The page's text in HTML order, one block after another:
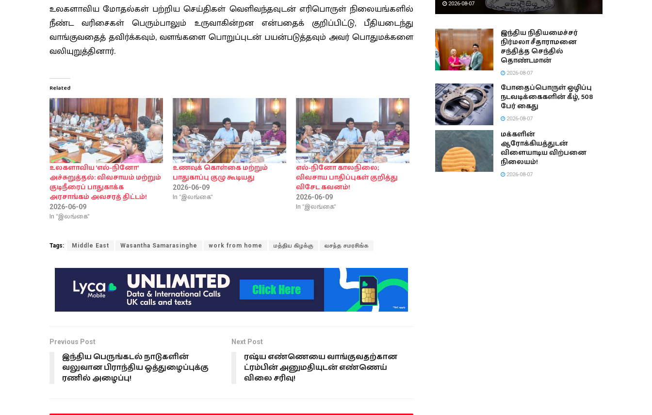
உலகளாவிய மோதல்கள் பற்றிய செய்திகள் வெளிவந்தவுடன் எரிபொருள் நிலையங்களில்
நீண்ட வரிசைகள் பெரும்பாலும் உருவாகின்றன என்பதைக் குறிப்பிட்டு, பீதியடைந்து
வாங்குவதைத் தவிர்க்கவும், வளங்களை பொறுப்புடன் பயன்படுத்தவும் அவர் பொதுமக்களை
வலியுறுத்தினார்.
Related
உலகளாவிய ‘எல்-நினோ’
அச்சுறுத்தல்: விவசாயம் மற்றும்
குடிநீரைப் பாதுகாக்க
அரசாங்கம் அவசரத் திட்டம்!
2026-06-09
In "இலங்கை"
உணவுக் கொள்கை மற்றும்
பாதுகாப்பு குழு கூடியது
2026-06-09
In "இலங்கை"
எல்-நினோ காலநிலை;
விவசாய பாதிப்புகள் குறித்து
விசேட கவனம்!
2026-06-09
In "இலங்கை"
Tags: Middle East Wasantha Samarasinghe work from home மத்திய கிழக்கு வசந்த சமரசிங்க
Previous Post
இந்திய பெருங்கடல் நாடுகளின்
வலுவான பிராந்திய ஒத்துழைப்புக்கு
ரணில் அழைப்பு!
Next Post
ரஷ்ய எண்ணெயை வாங்குவதற்கான
ட்ரம்பின் அனுமதியுடன் எண்ணெய்
விலை சரிவு!
2026-08-07
இந்திய நிதியமைச்சர்
நிர்மலா சீதாராமனை
சந்தித்த செந்தில்
தொண்டமான்
2026-08-07
போதைப்பொருள் ஒழிப்பு
நடவடிக்கைகளின் கீழ், 508
பேர் கைது
2026-08-07
மக்களின்
ஆரோக்கியத்துடன்
விளையாடிய விற்பனை
நிலையம்!
2026-08-07